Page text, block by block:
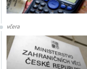
včera